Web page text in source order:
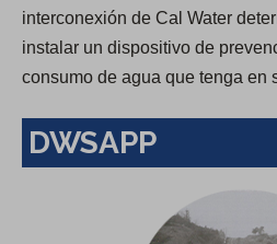
interconexión de Cal Water
instalar un dispositivo de
consumo de agua que tenga en
DWSAPP